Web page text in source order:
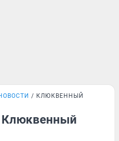
КЛЮКВЕННЫЙ
Клюквенный